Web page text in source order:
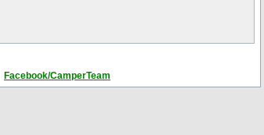
Facebook/CamperTeam